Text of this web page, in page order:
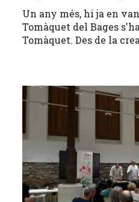
Un any més, hi ja en
Tomàquet del Bages
Tomàquet. Des de la